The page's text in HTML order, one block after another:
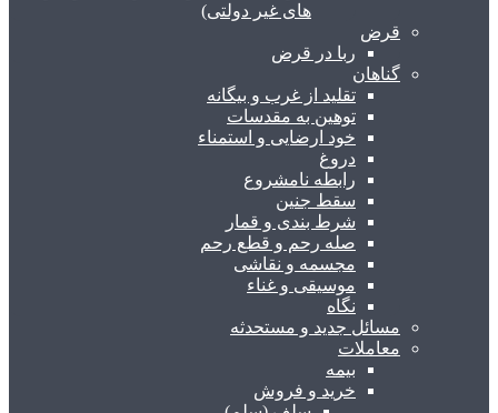
های غیر دولتی)
قرض
ربا در قرض
گناهان
تقلید از غرب و بیگانه
توهین به مقدسات
خود ارضایی و استمناء
دروغ
رابطه نامشروع
سقط جنین
شرط بندی و قمار
صله رحم و قطع رحم
مجسمه و نقاشی
موسیقی و غناء
نگاه
مسائل جدید و مستحدثه
معاملات
بیمه
خرید و فروش